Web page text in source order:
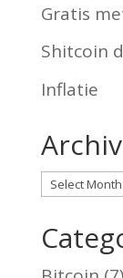
Gratis
Shitcoin
Inflatie
Archives